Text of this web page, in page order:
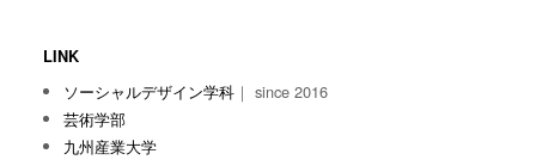
LINK
ソーシャルデザイン学科 ｜ since 2016
芸術学部
九州産業大学